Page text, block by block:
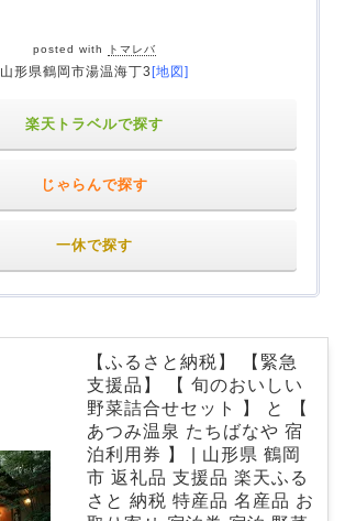
posted with トマレバ
山形県鶴岡市湯温海丁3[地図]
楽天トラベルで探す
じゃらんで探す
一休で探す
【ふるさと納税】 【緊急
支援品】 【 旬のおいしい
野菜詰合せセット 】 と 【
あつみ温泉 たちばなや 宿
泊利用券 】 | 山形県 鶴岡
市 返礼品 支援品 楽天ふる
さと 納税 特産品 名産品 お